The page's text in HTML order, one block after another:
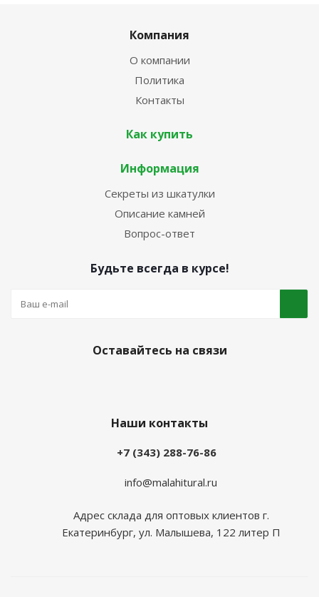
Компания
О компании
Политика
Контакты
Как купить
Информация
Секреты из шкатулки
Описание камней
Вопрос-ответ
Будьте всегда в курсе!
Оставайтесь на связи
Наши контакты
+7 (343) 288-76-86
info@malahitural.ru
Адрес склада для оптовых клиентов г.
Екатеринбург, ул. Малышева, 122 литер П